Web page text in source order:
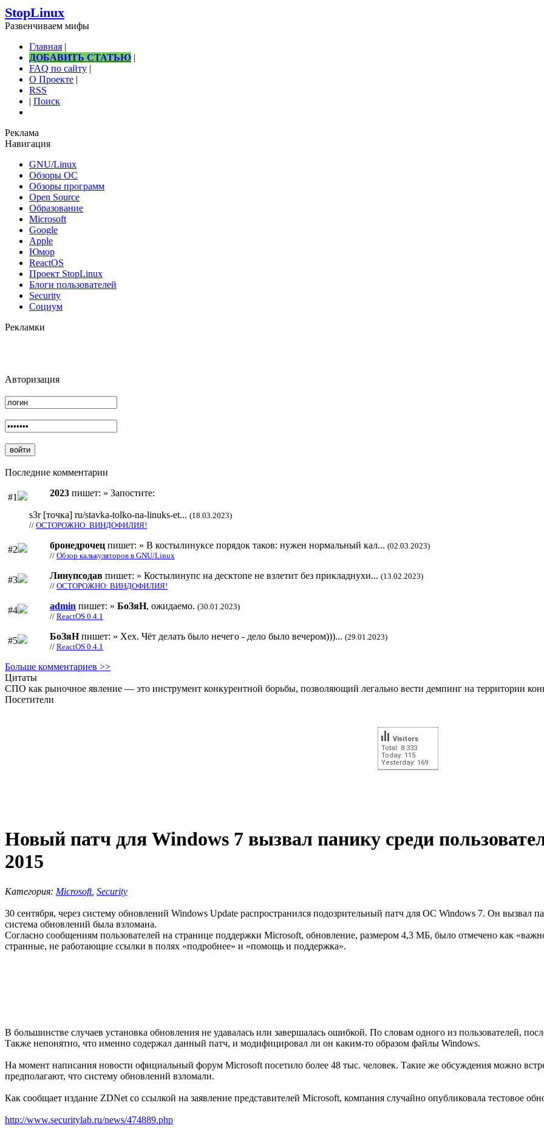
StopLinux
Развенчиваем мифы
Главная |
ДОБАВИТЬ СТАТЬЮ |
FAQ по сайту |
О Проекте |
RSS
| Поиск
Реклама
Навигация
GNU/Linux
Обзоры ОС
Обзоры программ
Open Source
Образование
Microsoft
Google
Apple
Юмор
ReactOS
Проект StopLinux
Блоги пользователей
Security
Социум
Рекламки
Авторизация
Последние комментарии
#1 2023 пишет: » Запостите:
s3r [точка] ru/stavka-tolko-na-linuks-et... (18.03.2023)
// ОСТОРОЖНО: ВИНДОФИЛИЯ!
#2 бронедрочец пишет: » В костылинуксе порядок таков: нужен нормальный кал... (02.03.2023)
// Обзор калькуляторов в GNU/Linux
#3 Линупсодав пишет: » Костылинупс на десктопе не взлетит без прикладнухи... (13.02.2023)
// ОСТОРОЖНО: ВИНДОФИЛИЯ!
#4 admin пишет: » БоЗяН, ожидаемо. (30.01.2023)
// ReactOS 0.4.1
#5 БоЗяНпишет: » Хех. Чёт делать было нечего - дело было вечером)))... (29.01.2023)
// ReactOS 0.4.1
Больше комментариев >>
Цитаты
СПО как рыночное явление — это инструмент конкурентной борьбы, позволяющий легально вести демпинг на территории
Посетители
Total: 8 333
Today: 115
Yesterday: 169
Visitors
Новый патч для Windows 7 вызвал панику среди
2015
Категория: Microsoft, Security
30 сентября, через систему обновлений Windows Update распространился подозрительный патч для ОС Windows 7. Он вызвал
система обновлений была взломана.
Согласно сообщениям пользователей на странице поддержки Microsoft, обновление, размером 4,3 МБ, было отмечено как
странные, не работающие ссылки в полях «подробнее» и «помощь и поддержка».
В большинстве случаев установка обновления не удавалась или завершалась ошибкой. По словам одного из пользователей,
Также непонятно, что именно содержал данный патч, и модифицировал ли он каким-то образом файлы Windows.
На момент написания новости официальный форум Microsoft посетило более 48 тыс. человек. Такие же обсуждения можно
предполагают, что систему обновлений взломали.
Как сообщает издание ZDNet со ссылкой на заявление представителей Microsoft, компания случайно опубликовала тестовое
http://www.securitylab.ru/news/474889.php